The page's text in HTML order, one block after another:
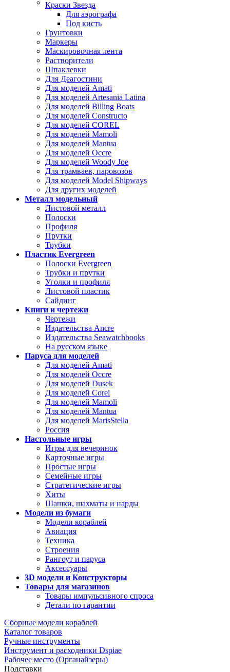
Краски Звезда
Для аэрографа
Под кисть
Грунтовки
Маркеры
Маскировочная лента
Растворители
Шпаклевки
Для Деагостини
Для моделей Amati
Для моделей Artesania Latina
Для моделей Billing Boats
Для моделей Constructo
Для моделей COREL
Для моделей Mamoli
Для моделей Mantua
Для моделей Occre
Для моделей Woody Joe
Для трамваев, паровозов
Для моделей Model Shipways
Для других моделей
Металл модельный
Листовой металл
Полоски
Профиля
Прутки
Трубки
Пластик Evergreen
Полоски Evergreen
Трубки и прутки
Уголки и профиля
Листовой пластик
Сайдинг
Книги и чертежи
Чертежи
Издательства Ancre
Издательства Seawatchbooks
На русском языке
Паруса для моделей
Для моделей Amati
Для моделей Occre
Для моделей Dusek
Для моделей Corel
Для моделей Mamoli
Для моделей Mantua
Для моделей MarisStella
Россия
Настольные игры
Игры для вечеринок
Карточные игры
Простые игры
Семейные игры
Стратегические игры
Хиты
Шашки, шахматы и нарды
Модели из бумаги
Модели кораблей
Авиация
Техника
Строения
Рангоут и паруса
Аксессуары
3D модели и Конструкторы
Товары для магазинов
Товары импульсивного спроса
Детали по гарантии
Сборные модели кораблей
Каталог товаров
Ручные инструменты
Инструмент и расходники Dspiae
Рабочее место (Органайзеры)
Подставки